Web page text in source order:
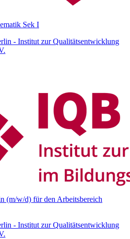
Sek I
- Institut zur Qualitätsentwicklung
(m/w/d) für den Arbeitsbereich
- Institut zur Qualitätsentwicklung